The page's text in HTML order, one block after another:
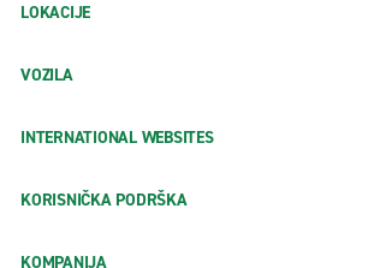
LOKACIJE
VOZILA
INTERNATIONAL WEBSITES
KORISNIČKA PODRŠKA
KOMPANIJA